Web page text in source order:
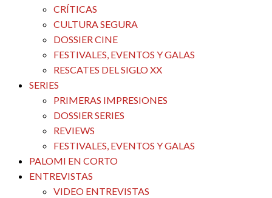
CRÍTICAS
CULTURA SEGURA
DOSSIER CINE
FESTIVALES, EVENTOS Y GALAS
RESCATES DEL SIGLO XX
SERIES
PRIMERAS IMPRESIONES
DOSSIER SERIES
REVIEWS
FESTIVALES, EVENTOS Y GALAS
PALOMI EN CORTO
ENTREVISTAS
VIDEO ENTREVISTAS